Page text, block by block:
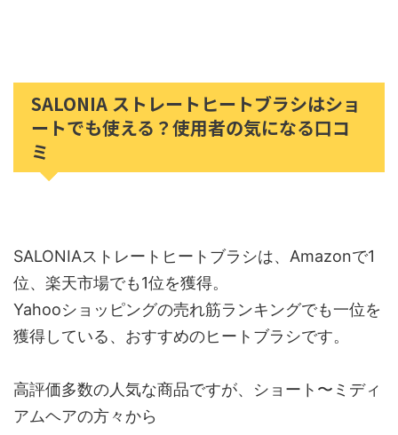
SALONIA ストレートヒートブラシはショ
ートでも使える？使用者の気になる口コ
ミ
SALONIAストレートヒートブラシは、Amazonで1
位、楽天市場でも1位を獲得。
Yahooショッピングの売れ筋ランキングでも一位を
獲得している、おすすめのヒートブラシです。
高評価多数の人気な商品ですが、ショート〜ミディ
アムヘアの方々から